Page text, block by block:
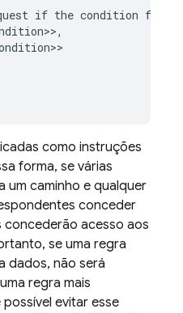
if the condition for
como instruções
forma, se várias
um caminho e qualquer
conceder
concederão acesso aos
se uma regra
dados, não será
regra mais
evitar esse